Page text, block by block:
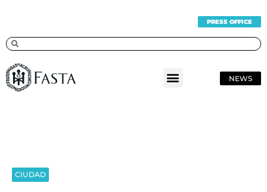
PRESS OFFICE
NEWS
CIUDAD